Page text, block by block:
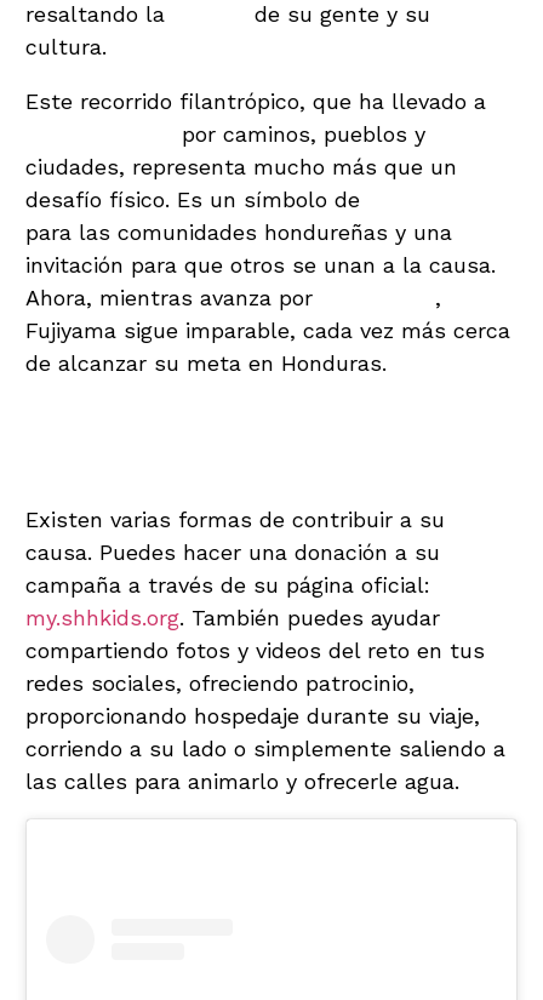
resaltando la
de su gente y su
cultura.
Este recorrido filantrópico, que ha llevado a
por caminos, pueblos y
ciudades, representa mucho más que un
desafío físico. Es un símbolo de
para las comunidades hondureñas y una
invitación para que otros se unan a la causa.
Ahora, mientras avanza por
,
Fujiyama sigue imparable, cada vez más cerca
de alcanzar su meta en Honduras.
Existen varias formas de contribuir a su
causa. Puedes hacer una donación a su
campaña a través de su página oficial:
my.shhkids.org. También puedes ayudar
compartiendo fotos y videos del reto en tus
redes sociales, ofreciendo patrocinio,
proporcionando hospedaje durante su viaje,
corriendo a su lado o simplemente saliendo a
las calles para animarlo y ofrecerle agua.